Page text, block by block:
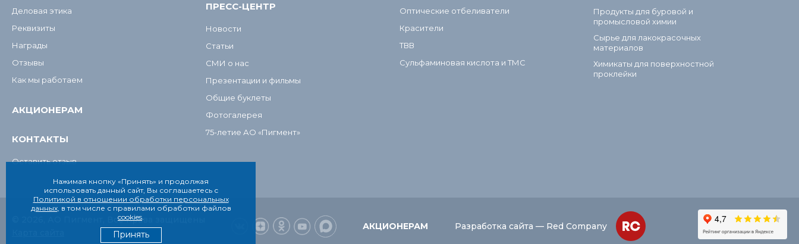
Деловая этика
Реквизиты
Награды
Отзывы
Как мы работаем
АКЦИОНЕРАМ
КОНТАКТЫ
Оставить отзыв
ПРЕСС-ЦЕНТР
Новости
Статьи
СМИ о нас
Презентации и фильмы
Общие буклеты
Фотогалерея
75-летие АО «Пигмент»
Оптические отбеливатели
Красители
ТВВ
Сульфаминовая кислота и ТМС
Продукты для буровой и
промысловой химии
Сырье для лакокрасочных
материалов
Химикаты для поверхностной
проклейки
© 2026, АО Пигмент, Все права защищены
АКЦИОНЕРАМ Разработка сайта — Red Company
Нажимая кнопку «Принять» и продолжая
использовать данный сайт, Вы соглашаетесь с
Политикой в отношении обработки персональных
данных, в том числе с правилами обработки файлов
cookies.
Принять